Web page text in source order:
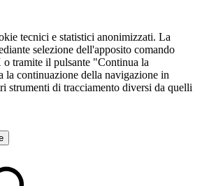
tecnici e statistici anonimizzati. La
selezione dell'apposito comando
tramite il pulsante "Continua la
la continuazione della navigazione in
strumenti di tracciamento diversi da quelli